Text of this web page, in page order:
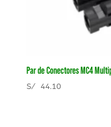
Par de Conectores MC4
S/44.10